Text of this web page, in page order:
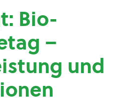
Bio-
–
und